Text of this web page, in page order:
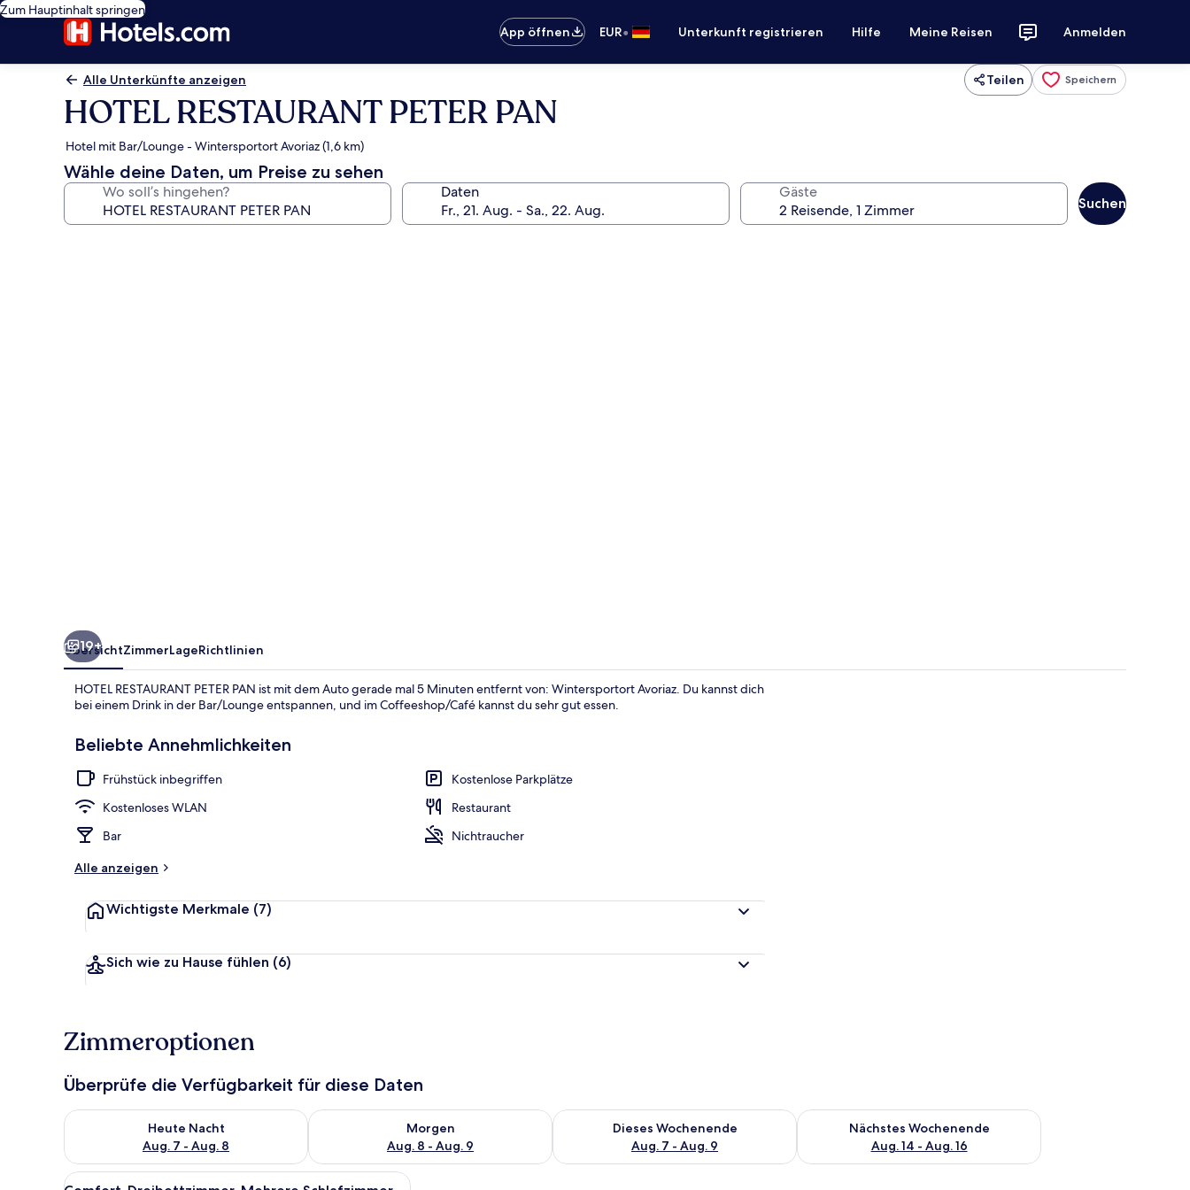
Zum Hauptinhalt springen
App öffnen
EUR• Unterkunft registrieren Hilfe Meine Reisen Anmelden
Alle Unterkünfte anzeigen Teilen Speichern
HOTEL RESTAURANT PETER PAN
Hotel mit Bar/Lounge - Wintersportort Avoriaz (1,6 km)
Wähle deine Daten, um Preise zu sehen
Wo soll’s hingehen? Daten Gäste
Suchen
Fassade der Unterkunft – Abend/Nacht
19+
ÜbersichtZimmerLageRichtlinien
HOTEL RESTAURANT PETER PAN ist mit dem Auto gerade mal 5 Minuten entfernt von: Wintersportort Avoriaz. Du kannst dich
bei einem Drink in der Bar/Lounge entspannen, und im Coffeeshop/Café kannst du sehr gut essen.
Beliebte Annehmlichkeiten
Frühstück inbegriffen
Kostenlose Parkplätze
Kostenloses WLAN
Restaurant
Bar
Nichtraucher
Alle anzeigen
Wichtigste Merkmale (7)
Sich wie zu Hause fühlen (6)
Zimmeroptionen
Überprüfe die Verfügbarkeit für diese Daten
Heute Nacht
Aug. 7 - Aug. 8
Überprüfe die Verfügbarkeit für heute Nacht, Aug. 7 - Aug. 8.
Morgen
Aug. 8 - Aug. 9
Überprüfe die Verfügbarkeit für morgen, Aug. 8 - Aug. 9.
Dieses Wochenende
Aug. 7 - Aug. 9
Überprüfe die Verfügbarkeit für dieses Wochenende, Aug. 7 - Aug. 9.
Nächstes Wochenende
Aug. 14 - Aug. 16
Überprüfe die Verfügbarkeit für nächstes Wochenende, Aug.
Alle
Comfort-Dreibettzimmer, Mehrere Schlafzimmer, Bergblick | Hochwertige Bettwaren, Tempur-Pedic-Betten, kostenloses WLAN